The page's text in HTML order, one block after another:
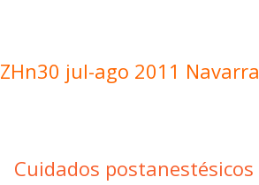
ZHn30 jul-ago 2011 Navarra
Cuidados postanestésicos